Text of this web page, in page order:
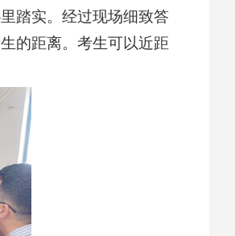
踏实。经过现场细致答
的距离。考生可以近距